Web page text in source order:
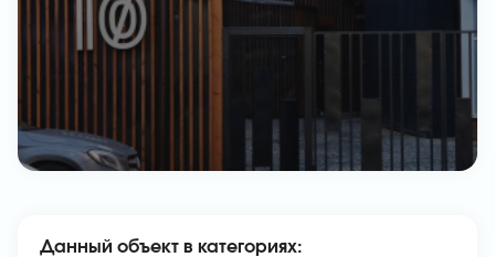
Данный объект в категориях: